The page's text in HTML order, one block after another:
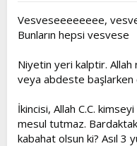
Vesveseeeeeeee,
Bunların hepsi vesvese
Niyetin yeri kalptir. Allah
veya abdeste
İkincisi, Allah C.C.
mesul tutmaz.
kabahat olsun ki? Asıl 3